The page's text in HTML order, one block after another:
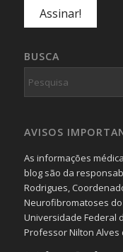
BUSCA
AVISOS
As informações
blog são da
Rodrigues,
Neurofibromatoses
Universidade Federal
Professor Nilton Alves